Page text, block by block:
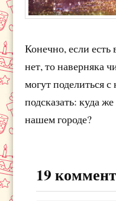
Конечно, если есть
нет, то наверняка
могут поделиться
подсказать: куда
нашем городе?
19